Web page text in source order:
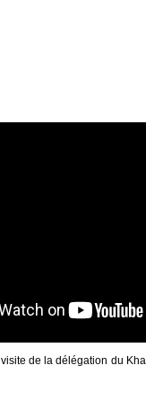
de la délégation du